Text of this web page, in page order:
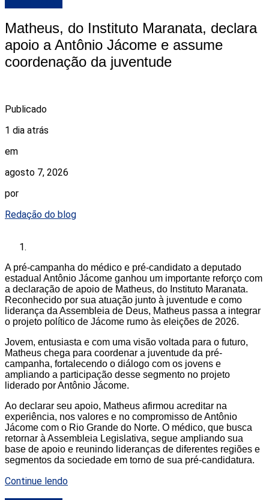
Matheus, do Instituto Maranata, declara
apoio a Antônio Jácome e assume
coordenação da juventude
Publicado
1 dia atrás
em
agosto 7, 2026
por
Redação do blog
A pré-campanha do médico e pré-candidato a deputado
estadual Antônio Jácome ganhou um importante reforço com
a declaração de apoio de Matheus, do Instituto Maranata.
Reconhecido por sua atuação junto à juventude e como
liderança da Assembleia de Deus, Matheus passa a integrar
o projeto político de Jácome rumo às eleições de 2026.
Jovem, entusiasta e com uma visão voltada para o futuro,
Matheus chega para coordenar a juventude da pré-
campanha, fortalecendo o diálogo com os jovens e
ampliando a participação desse segmento no projeto
liderado por Antônio Jácome.
Ao declarar seu apoio, Matheus afirmou acreditar na
experiência, nos valores e no compromisso de Antônio
Jácome com o Rio Grande do Norte. O médico, que busca
retornar à Assembleia Legislativa, segue ampliando sua
base de apoio e reunindo lideranças de diferentes regiões e
segmentos da sociedade em torno de sua pré-candidatura.
Continue lendo